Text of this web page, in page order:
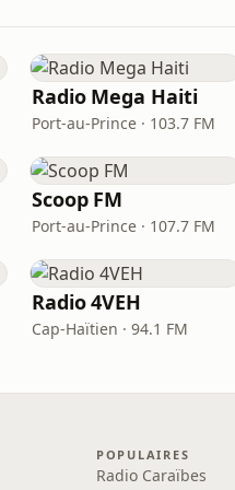
Radio Mega Haiti
Port-au-Prince · 103.7 FM
Scoop FM
Port-au-Prince · 107.7 FM
Radio 4VEH
Cap-Haïtien · 94.1 FM
POPULAIRES
Radio Caraïbes